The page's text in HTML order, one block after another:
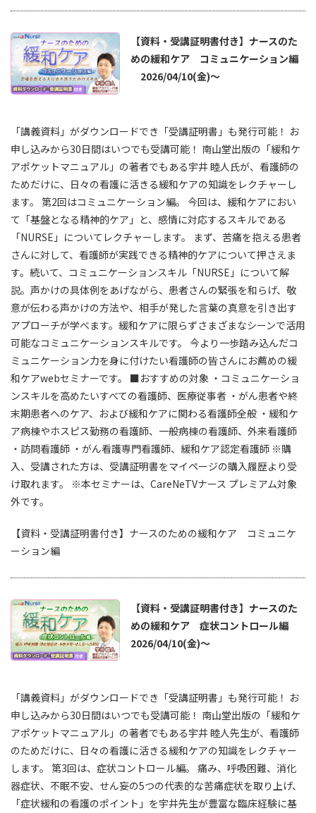
鎮静への説明の仕方の具体例が出ていて、分かりやすかった
★★★★
★★★★★ 2026/04/14(火)
該当なし 該当なし 該当なし
★★★★
★★★★★ 2026/04/14(火)
医師 該当なし 該当なし
実践的な内容であったのが良かった。
【資料・受講証明書付き】ナースのた
めの緩和ケア コミュニケーション編
2026/04/10(金)～
「講義資料」がダウンロードでき「受講証明書」も発行可能！ お
申し込みから30日間はいつでも受講可能！ 南山堂出版の「緩和ケ
アポケットマニュアル」の著者でもある宇井 睦人氏が、看護師の
ためだけに、日々の看護に活きる緩和ケアの知識をレクチャーし
ます。 第2回はコミュニケーション編。 今回は、緩和ケアにおい
て「基盤となる精神的ケア」と、感情に対応するスキルである
「NURSE」についてレクチャーします。 まず、苦痛を抱える患者
さんに対して、看護師が実践できる精神的ケアについて押さえま
す。続いて、コミュニケーションスキル「NURSE」について解
説。声かけの具体例をあげながら、患者さんの緊張を和らげ、敬
意が伝わる声かけの方法や、相手が発した言葉の真意を引き出す
アプローチが学べます。緩和ケアに限らずさまざまなシーンで活用
可能なコミュニケーションスキルです。 今より一歩踏み込んだコ
ミュニケーション力を身に付けたい看護師の皆さんにお薦めの緩
和ケアwebセミナーです。 ■おすすめの対象 ・コミュニケーショ
ンスキルを高めたいすべての看護師、医療従事者 ・がん患者や終
末期患者へのケア、および緩和ケアに関わる看護師全般 ・緩和ケ
ア病棟やホスピス勤務の看護師、一般病棟の看護師、外来看護師
・訪問看護師 ・がん看護専門看護師、緩和ケア認定看護師 ※購
入、受講された方は、受講証明書をマイページの購入履歴より受
け取れます。 ※本セミナーは、CareNeTVナース プレミアム対象
外です。
【資料・受講証明書付き】ナースのための緩和ケア コミュニケ
ーション編
【資料・受講証明書付き】ナースのた
めの緩和ケア 症状コントロール編
2026/04/10(金)～
「講義資料」がダウンロードでき「受講証明書」も発行可能！ お
申し込みから30日間はいつでも受講可能！ 南山堂出版の「緩和ケ
アポケットマニュアル」の著者でもある宇井 睦人先生が、看護師
のためだけに、日々の看護に活きる緩和ケアの知識をレクチャー
します。 第3回は、症状コントロール編。 痛み、呼吸困難、消化
器症状、不眠不安、せん妄の5つの代表的な苦痛症状を取り上げ、
「症状緩和の看護のポイント」を宇井先生が豊富な臨床経験に基